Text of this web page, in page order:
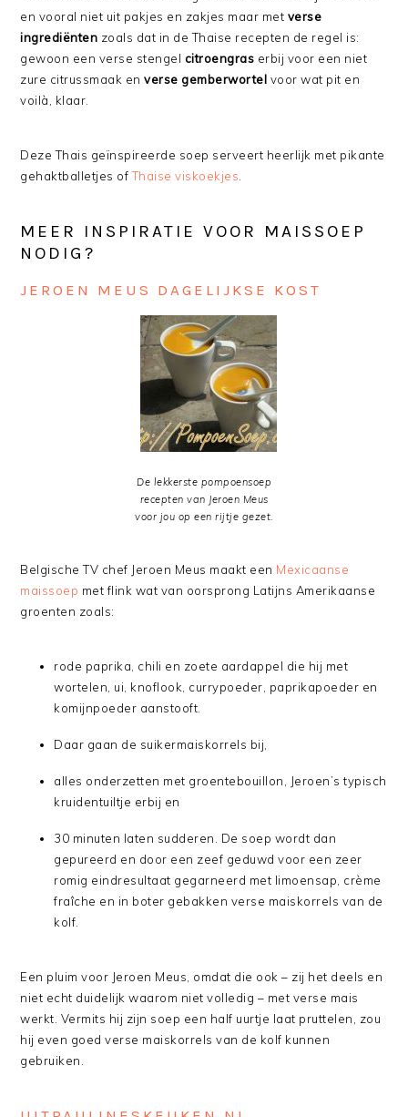
en vooral niet uit pakjes en zakjes maar met verse
ingrediënten zoals dat in de Thaise recepten de regel is:
gewoon een verse stengel citroengras erbij voor een niet
zure citrussmaak enverse gemberwortel voor wat pit en
voilà, klaar.
Deze Thais geïnspireerde soep serveert heerlijk met pikante
gehaktballetjes ofThaise viskoekjes
MEER INSPIRATIE VOOR MAISSOEP
NODIG?
JEROEN MEUS DAGELIJKSE KOST
De lekkerste pompoensoep
recepten van Jeroen Meus
voor jou op een rijtje gezet.
Belgische TV chef Jeroen Meus maakt een Mexicaanse
maissoep met flink wat van oorsprong Latijns Amerikaanse
groenten zoals:
rode paprika, chili en zoete aardappel die hij met
wortelen, ui, knoflook, currypoeder, paprikapoeder en
komijnpoeder aanstooft.
Daar gaan de suikermaiskorrels bij,
alles onderzetten met groentebouillon, Jeroen’s typisch
kruidentuiltje erbij en
30 minuten laten sudderen. De soep wordt dan
gepureerd en door een zeef geduwd voor een zeer
romig eindresultaat gegarneerd met limoensap, crème
fraîche en in boter gebakken verse maiskorrels van de
kolf.
Een pluim voor Jeroen Meus, omdat die ook – zij het deels en
niet echt duidelijk waarom niet volledig – met verse mais
werkt. Vermits hij zijn soep een half uurtje laat pruttelen, zou
hij even goed verse maiskorrels van de kolf kunnen
gebruiken.